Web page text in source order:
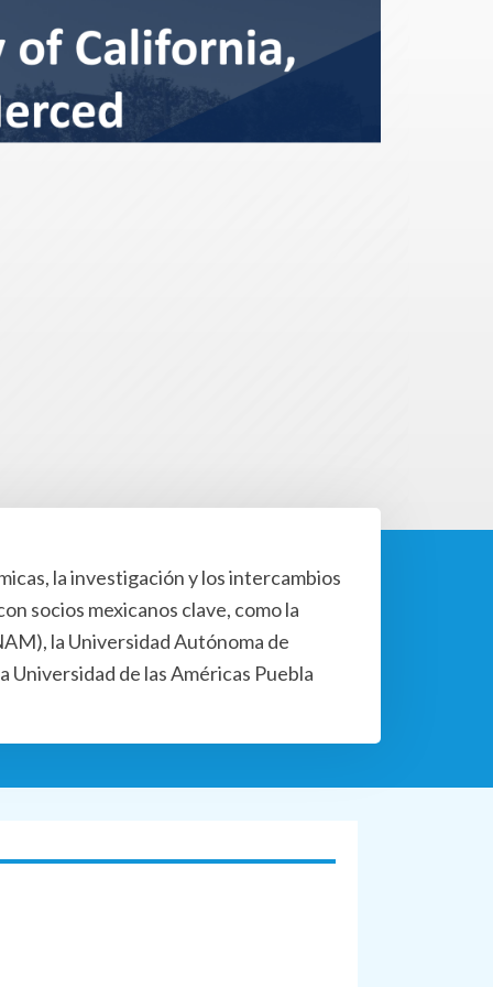
la investigación y los intercambios
socios mexicanos clave, como la
la Universidad Autónoma de
Universidad de las Américas Puebla